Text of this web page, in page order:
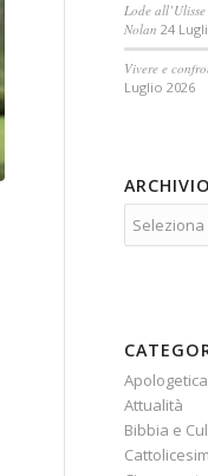
Lode
Nolan 24
Vivere e
Luglio 2026
ARCHIVIO
Apologetica
Attualità
Bibbia e